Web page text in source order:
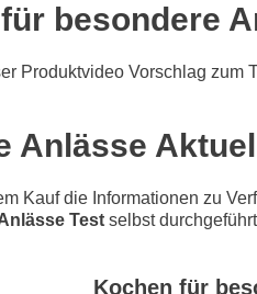
besondere
Produktvideo Vorschlag zum
Anlässe
Kauf die Informationen zu
Test selbst
Kochen für